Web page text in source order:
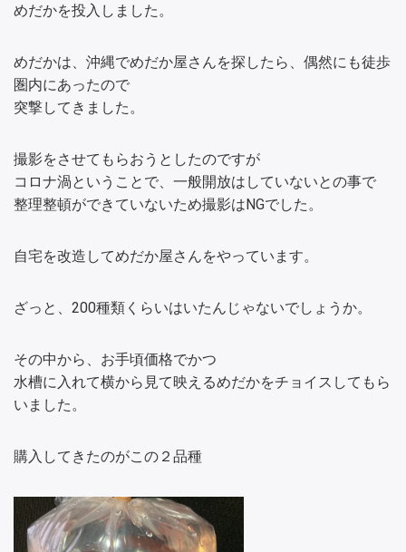
めだかを投入しました。
めだかは、沖縄でめだか屋さんを探したら、偶然にも徒歩
圏内にあったので
突撃してきました。
撮影をさせてもらおうとしたのですが
コロナ渦ということで、一般開放はしていないとの事で
整理整頓ができていないため撮影はNGでした。
自宅を改造してめだか屋さんをやっています。
ざっと、200種類くらいはいたんじゃないでしょうか。
その中から、お手頃価格でかつ
水槽に入れて横から見て映えるめだかをチョイスしてもら
いました。
購入してきたのがこの２品種